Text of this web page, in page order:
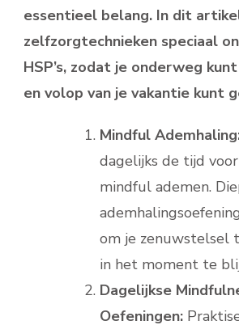
essentieel belang. In dit
zelfzorgtechnieken speciaal
HSP’s, zodat je onderweg
en volop van je vakantie kunt
Mindful
dagelijks de tijd
mindful ademen.
om je zenuwstelsel
in het moment te
Dagelijkse
Oefeningen: